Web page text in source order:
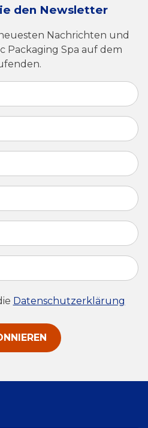
den Newsletter
Nachrichten und
Packaging Spa auf dem
Datenschutzerklärung